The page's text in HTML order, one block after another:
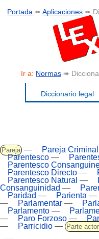
Portada ➠Aplicaciones ➠
Ir a: Normas ➠
Diccionario legal
Pareja — Pareja Criminal
Parentesco —
Parentesco
Parentesco Directo —
Parentesco Natural —
Consanguinidad —
Paridad — Parienta —
—
Parlamentar —
Parlamento —
—
Paro Forzoso —
—
Parricidio — Parte